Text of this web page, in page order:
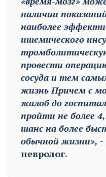
наличии
наиболее
ишемического
провести
сосуда и тем
жизнь Причем с
жалоб до
пройти не более
шанс на более
обычной жизни», -
невролог.